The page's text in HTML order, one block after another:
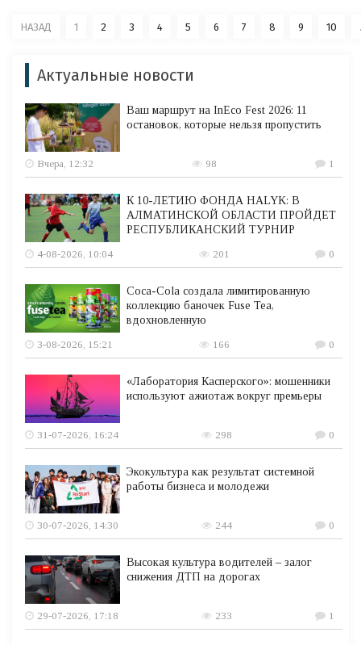
НАЗАД 1 2 3 4 5 6 7 8 9 10
Актуальные новости
Ваш маршрут на InEco Fest 2026: 11
остановок, которые нельзя пропустить
Вчера, 12:32 98 1
К 10-ЛЕТИЮ ФОНДА HALYK: В
АЛМАТИНСКОЙ ОБЛАСТИ ПРОЙДЕТ
РЕСПУБЛИКАНСКИЙ ТУРНИР
4-08-2026, 10:04
201 0
Coca-Cola создала лимитированную
коллекцию баночек Fuse Tea,
вдохновленную
3-08-2026, 15:21
166 0
«Лаборатория Касперского»: мошенники
используют ажиотаж вокруг премьеры
31-07-2026, 16:24 298 0
Экокультура как результат системной
работы бизнеса и молодежи
30-07-2026, 14:30 244 0
Высокая культура водителей – залог
снижения ДТП на дорогах
29-07-2026, 17:18 233 1